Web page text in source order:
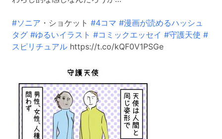
#ソニア ・ショケット #4コマ #漫画が読めるハッシュ
タグ #ゆるいイラスト #コミックエッセイ #守護天使 #
スピリチュアル https://t.co/kQF0V1PSGe